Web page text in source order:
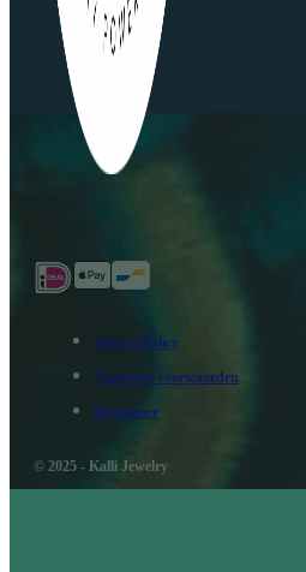
Privacy Policy
Algemene voorwaarden
Disclaimer
© 2025 - Kalli Jewelry